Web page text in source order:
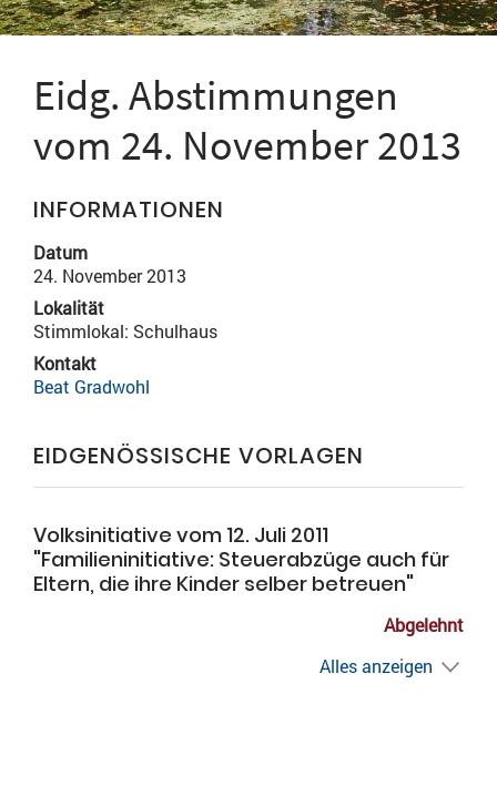
Eidg. Abstimmungen
vom 24. November 2013
INFORMATIONEN
Datum
24. November 2013
Lokalität
Stimmlokal: Schulhaus
Kontakt
Beat Gradwohl
EIDGENÖSSISCHE VORLAGEN
Volksinitiative vom 12. Juli 2011
"Familieninitiative: Steuerabzüge auch für
Eltern, die ihre Kinder selber betreuen"
Abgelehnt
Alles anzeigen